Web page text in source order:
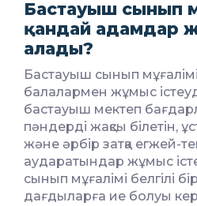
Бастауыш сынып
қандай адамдар
алады?
Бастауыш сынып
балалармен жұмыс
бастауыш мектеп
пәндерді жақсы білетін,
және әрбір затқа егжей-
аударатындар жұмыс
сынып мұғалімі белгілі
дағдыларға ие болуы